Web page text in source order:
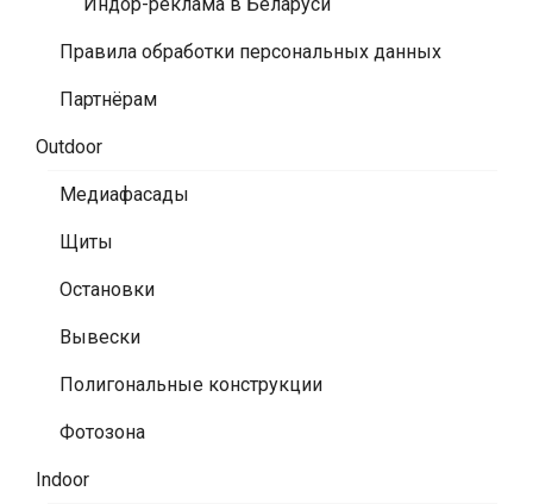
Правила обработки персональных данных
Партнёрам
Outdoor
Медиафасады
Щиты
Остановки
Вывески
Полигональные конструкции
Фотозона
Indoor